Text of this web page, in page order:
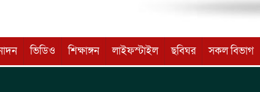
ভিডিও শিক্ষাঙ্গন লাইফস্টাইল ছবিঘর সকল বিভাগ